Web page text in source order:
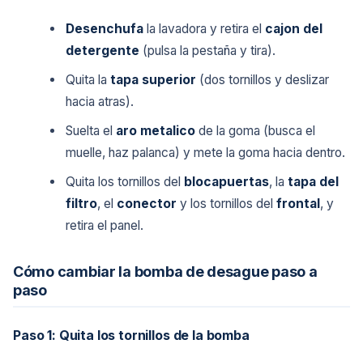
Desenchufa la lavadora y retira el cajon del
detergente (pulsa la pestaña y tira).
Quita latapa superior (dos tornillos y deslizar
hacia atras).
Suelta el aro metalico de la goma (busca el
muelle, haz palanca) y mete la goma hacia dentro.
Quita los tornillos del blocapuertas, latapa del
filtro, el conector y los tornillos delfrontal, y
retira el panel.
Cómo cambiar la bomba de desague paso a
paso
Paso 1: Quita los tornillos de la bomba